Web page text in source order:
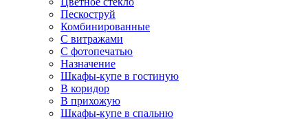
Пескоструй
Комбинированные
С витражами
С фотопечатью
Назначение
Шкафы-купе в гостиную
В коридор
В прихожую
Шкафы-купе в спальню